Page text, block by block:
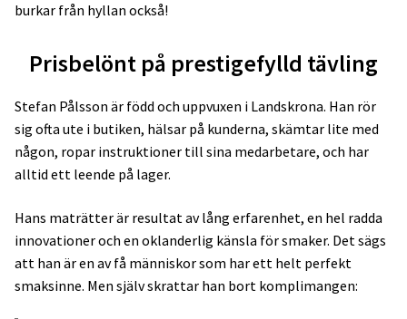
burkar från hyllan också!
Prisbelönt på prestigefylld tävling
Stefan Pålsson är född och uppvuxen i Landskrona. Han rör
sig ofta ute i butiken, hälsar på kunderna, skämtar lite med
någon, ropar instruktioner till sina medarbetare, och har
alltid ett leende på lager.
Hans maträtter är resultat av lång erfarenhet, en hel radda
innovationer och en oklanderlig känsla för smaker. Det sägs
att han är en av få människor som har ett helt perfekt
smaksinne. Men själv skrattar han bort komplimangen: